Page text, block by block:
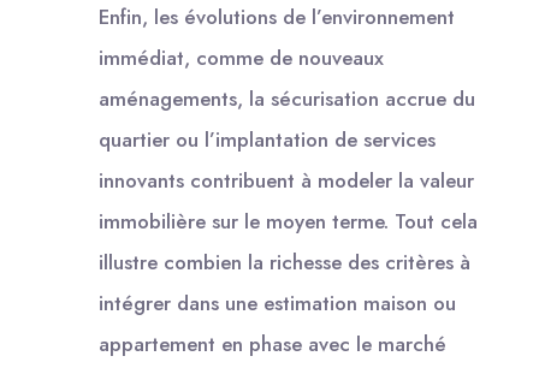
Enfin, les évolutions de l’environnement
immédiat, comme de nouveaux
aménagements, la sécurisation accrue du
quartier ou l’implantation de services
innovants contribuent à modeler la valeur
immobilière sur le moyen terme. Tout cela
illustre combien la richesse des critères à
intégrer dans une estimation maison ou
appartement en phase avec le marché